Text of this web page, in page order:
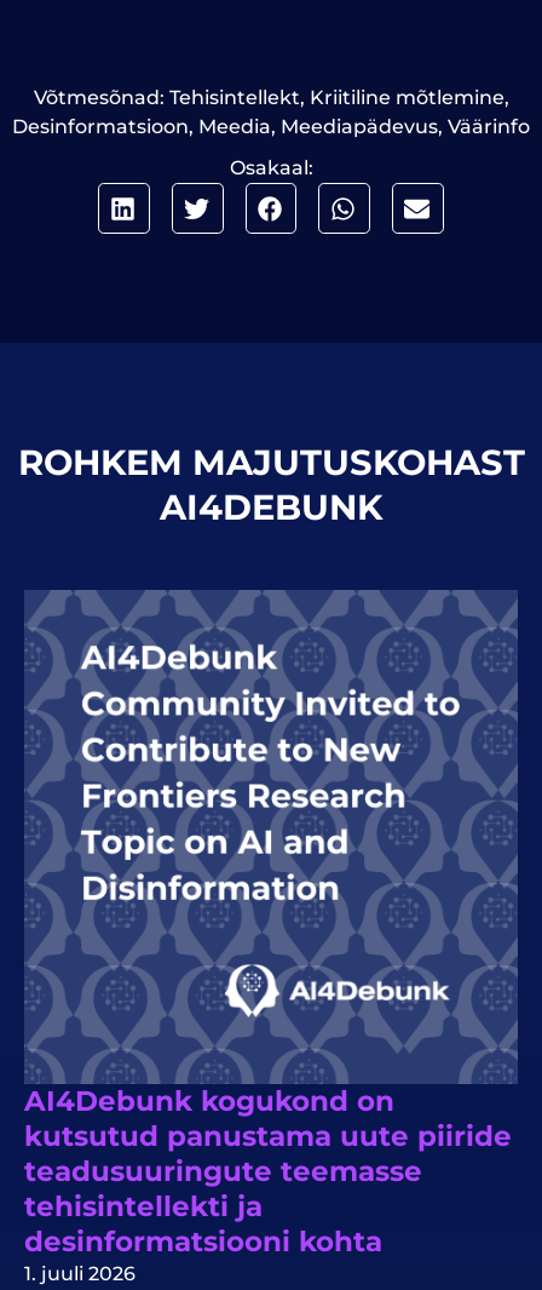
Võtmesõnad: Tehisintellekt, Kriitiline mõtlemine,
Desinformatsioon, Meedia, Meediapädevus, Väärinfo
Osakaal:
ROHKEM MAJUTUSKOHAST
AI4DEBUNK
AI4Debunk kogukond on
kutsutud panustama uute piiride
teadusuuringute teemasse
tehisintellekti ja
desinformatsiooni kohta
1. juuli 2026